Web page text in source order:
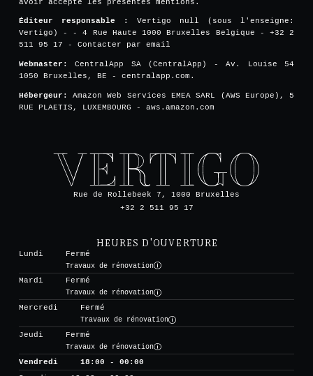
avoir accepté les présentes mentions.
Éditeur responsable :
Vertigo null (sous l'enseigne:
Vertigo) - - 4 Rue Haute 1000 Bruxelles Belgique - +32 2
511 95 17 - Contacter par email
Webmaster:CentralApp SA (CentralApp) - Av. Louise 54
1050 Bruxelles, BE - centralapp.com.
Hébergeur:Amazon Web Services EMEA SARL (AWS Europe), 5
RUE PLAETIS, LUXEMBOURG - aws.amazon.com
Rue de Rollebeek 7, 1000 Bruxelles
+32 2 511 95 17
HEURES D'OUVERTURE
Lundi
Fermé
Travaux de rénovation
Mardi
Fermé
Travaux de rénovation
Mercredi
Fermé
Travaux de rénovation
Jeudi
Fermé
Travaux de rénovation
Vendredi
18:00 - 00:00